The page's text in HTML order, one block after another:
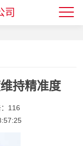
司
持精准度
：116